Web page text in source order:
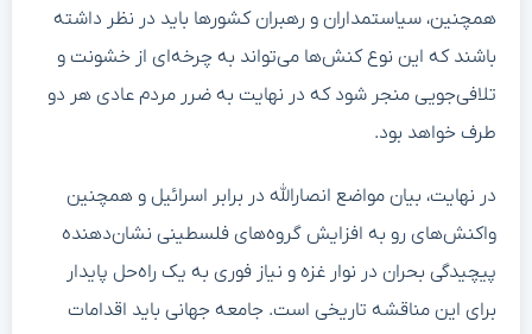
همچنین، سیاستمداران و رهبران کشورها باید در نظر داشته
باشند که این نوع کنش‌ها می‌تواند به چرخه‌ای از خشونت و
تلافی‌جویی منجر شود که در نهایت به ضرر مردم عادی هر دو
طرف خواهد بود.
در نهایت، بیان مواضع انصارالله در برابر اسرائیل و همچنین
واکنش‌های رو به افزایش گروه‌های فلسطینی نشان‌دهنده
پیچیدگی بحران در نوار غزه و نیاز فوری به یک راه‌حل پایدار
برای این مناقشه تاریخی است. جامعه جهانی باید اقدامات